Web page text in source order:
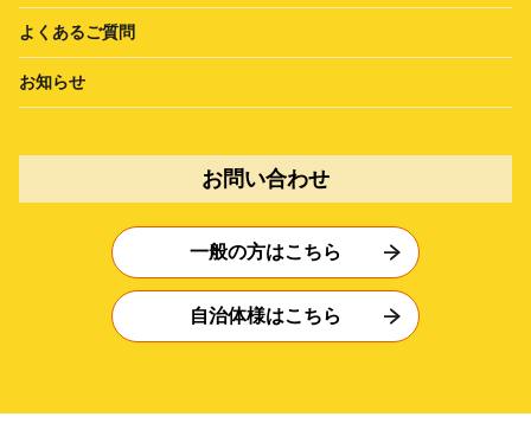
よくあるご質問
お知らせ
お問い合わせ
一般の方はこちら
自治体様はこちら